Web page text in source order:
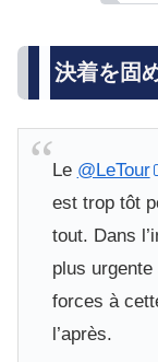
決着を固
Le @LeTour
est trop tôt
tout. Dans
plus
forces à
l’après.